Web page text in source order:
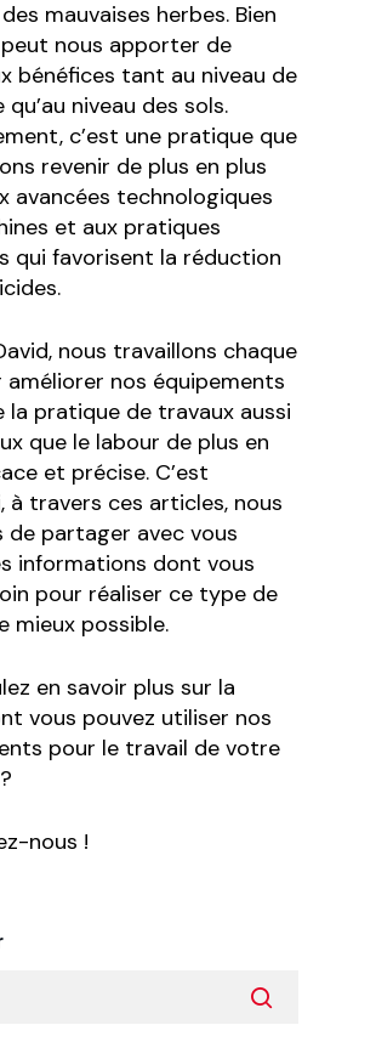
mauvaises herbes. Bien
peut nous apporter de
bénéfices tant au niveau de
niveau des sols.
c’est une pratique que
revenir de plus en plus
avancées technologiques
et aux pratiques
qui favorisent la réduction
nous travaillons chaque
améliorer nos équipements
la pratique de travaux aussi
que le labour de plus en
et précise. C’est
à travers ces articles, nous
de partager avec vous
informations dont vous
pour réaliser ce type de
mieux possible.
en savoir plus sur la
vous pouvez utiliser nos
pour le travail de votre
nous !